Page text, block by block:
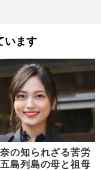
います
の知られざる苦労
島列島の母と祖母